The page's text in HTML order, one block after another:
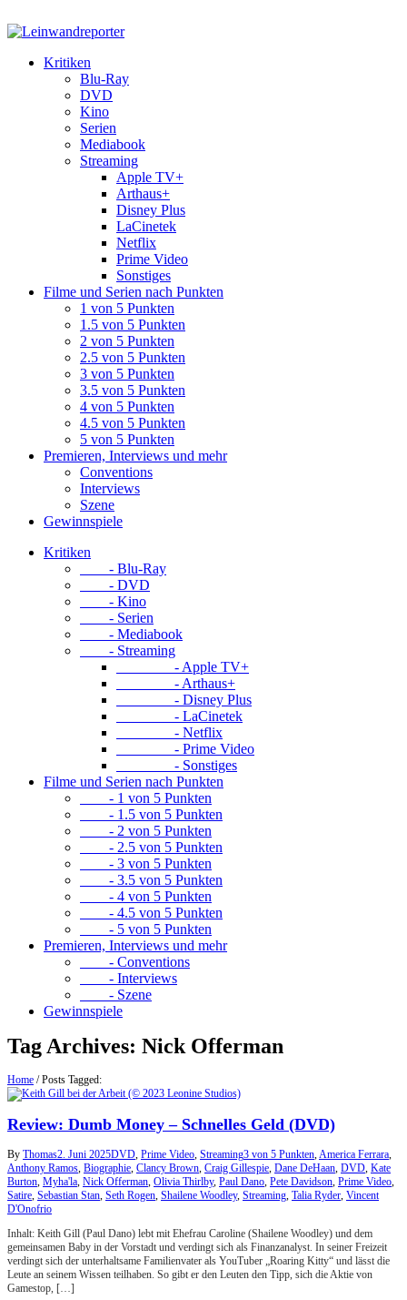
Kritiken
Blu-Ray
DVD
Kino
Serien
Mediabook
Streaming
Apple TV+
Arthaus+
Disney Plus
LaCinetek
Netflix
Prime Video
Sonstiges
Filme und Serien nach Punkten
1 von 5 Punkten
1.5 von 5 Punkten
2 von 5 Punkten
2.5 von 5 Punkten
3 von 5 Punkten
3.5 von 5 Punkten
4 von 5 Punkten
4.5 von 5 Punkten
5 von 5 Punkten
Premieren, Interviews und mehr
Conventions
Interviews
Szene
Gewinnspiele
Kritiken
- Blu-Ray
- DVD
- Kino
- Serien
- Mediabook
- Streaming
- Apple TV+
- Arthaus+
- Disney Plus
- LaCinetek
- Netflix
- Prime Video
- Sonstiges
Filme und Serien nach Punkten
- 1 von 5 Punkten
- 1.5 von 5 Punkten
- 2 von 5 Punkten
- 2.5 von 5 Punkten
- 3 von 5 Punkten
- 3.5 von 5 Punkten
- 4 von 5 Punkten
- 4.5 von 5 Punkten
- 5 von 5 Punkten
Premieren, Interviews und mehr
- Conventions
- Interviews
- Szene
Gewinnspiele
Tag Archives: Nick Offerman
Home /Posts Tagged:
Review: Dumb Money – Schnelles Geld (DVD)
By Thomas2. Juni 2025DVD, Prime Video, Streaming3 von 5 Punkten,America Ferrara,
Anthony Ramos, Biographie, Clancy Brown, Craig Gillespie, Dane DeHaan, DVD, Kate
Burton, Myha'la, Nick Offerman, Olivia Thirlby, Paul Dano, Pete Davidson, Prime Video,
Satire, Sebastian Stan, Seth Rogen, Shailene Woodley, Streaming, Talia Ryder, Vincent
D'Onofrio
Inhalt: Keith Gill (Paul Dano) lebt mit Ehefrau Caroline (Shailene Woodley) und dem
gemeinsamen Baby in der Vorstadt und verdingt sich als Finanzanalyst. In seiner Freizeit
verdingt sich der unterhaltsame Familienvater als YouTuber „Roaring Kitty“ und lässt die
Leute an seinem Wissen teilhaben. So gibt er den Leuten den Tipp, sich die Aktie von
Gamestop, […]